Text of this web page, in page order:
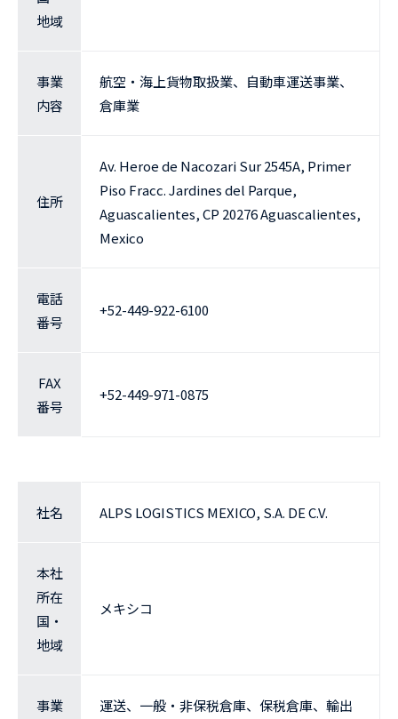
地域
事業
内容
航空・海上貨物取扱業、自動車運送事業、
倉庫業
住所
Av. Heroe de Nacozari Sur 2545A, Primer
Piso Fracc. Jardines del Parque,
Aguascalientes, CP 20276 Aguascalientes,
Mexico
電話
番号
+52-449-922-6100
FAX
番号
+52-449-971-0875
社名 ALPS LOGISTICS MEXICO, S.A. DE C.V.
本社
所在
国・
地域
メキシコ
事業
運送、一般・非保税倉庫、保税倉庫、輸出